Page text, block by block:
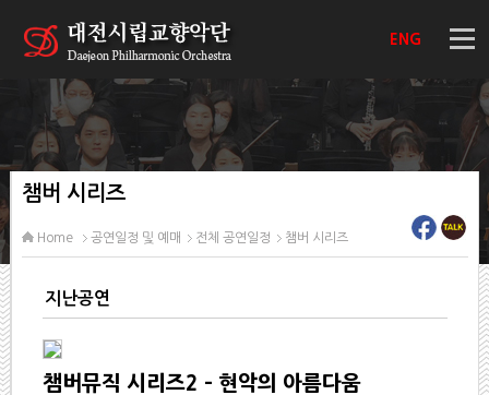
ENG
챔버 시리즈
Home 공연일정 및 예매 전체 공연일정 챔버 시리즈
지난공연
챔버뮤직 시리즈2 - 현악의 아름다움